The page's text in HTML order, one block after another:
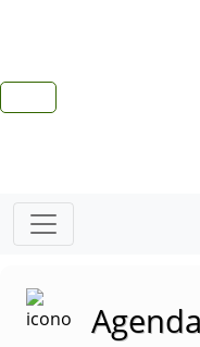
Agenda